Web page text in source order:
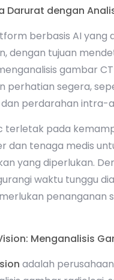
Darurat dengan
berbasis AI yang
dengan tujuan
gambar
perhatian segera,
perdarahan intra-
terletak pada
dan tenaga medis
yang diperlukan.
waktu tunggu
penanganan
Menganalisis
adalah